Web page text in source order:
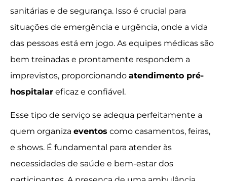
sanitárias e de segurança. Isso é crucial para
situações de emergência e urgência, onde a vida
das pessoas está em jogo. As equipes médicas são
bem treinadas e prontamente respondem a
imprevistos, proporcionando atendimento pré-
hospitalar eficaz e confiável.
Esse tipo de serviço se adequa perfeitamente a
quem organiza eventos como casamentos, feiras,
e shows. É fundamental para atender às
necessidades de saúde e bem-estar dos